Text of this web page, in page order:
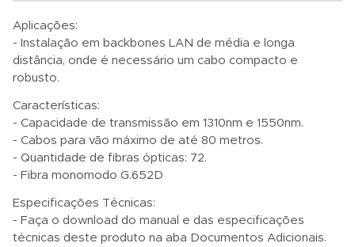
Aplicações:
- Instalação em backbones LAN de média e longa
distância, onde é necessário um cabo compacto e
robusto.
Características:
- Capacidade de transmissão em 1310nm e 1550nm.
- Cabos para vão máximo de até 80 metros.
- Quantidade de fibras ópticas: 72.
- Fibra monomodo G.652D
Especificações Técnicas:
- Faça o download do manual e das especificações
técnicas deste produto na aba Documentos Adicionais.